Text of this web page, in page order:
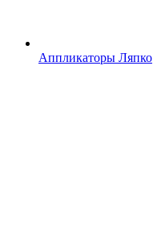
Аппликаторы Ляпко